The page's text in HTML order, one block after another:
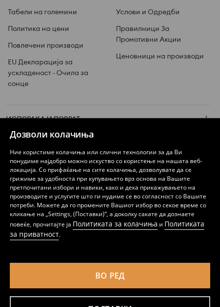
Дозволи колачиња
Ние користиме колачиња или слични технологии за да Ви
понудиме најдобро можно искуство со користење на нашата веб-
локација. Со прифаќање на сите колачиња, дозволувате да се
грижиме за удобноста при купувањето врз основа на Вашите
претпочитани избори и навики, како и дека прикажувањето на
производите и услугите што ги нудиме се во согласност со Вашите
потреби. Можете да го промените Вашиот избор во секое време со
кликање на „Settings, (Поставки)“, а доколку сакате да дознаете
повеќе, прочитајте ја Политиката за колачиња и Политиката
за приватност.
ВО РЕД
Табели на големини
Политика на цени
Повлечени производи
EU Декларација за
ускладеност - Очила за
сонце
Услови и Одредби
Правилници За
Промотивни Акции
Ценовници на производи
ИСПОРАКА И ПОВРАТ
СЛЕДЕТЕ НЕ
Македонија (North Macedonia)
Политика на приватност Подесување на колачињата
Политика на колачиња Список на колачиња Доверливи партнери